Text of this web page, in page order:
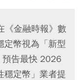
《金融時報》數
定幣視為「新型
預告最快 2026
穩定幣」業者提